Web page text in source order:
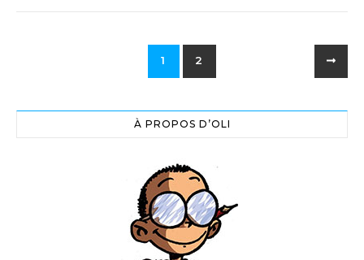
1 2
À PROPOS D’OLI